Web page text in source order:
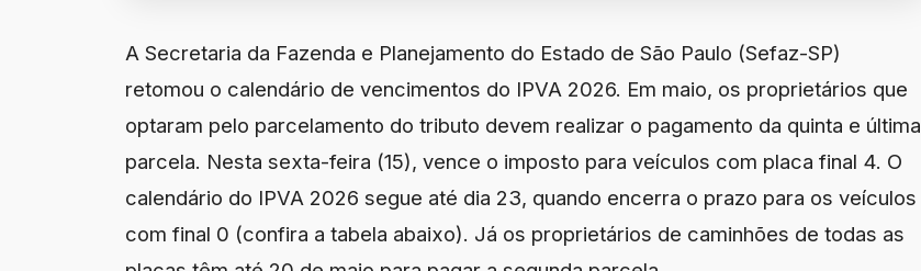
A Secretaria da Fazenda e Planejamento do Estado de São Paulo (Sefaz-SP)
retomou o calendário de vencimentos do IPVA 2026. Em maio, os proprietários que
optaram pelo parcelamento do tributo devem realizar o pagamento da quinta e última
parcela. Nesta sexta-feira (15), vence o imposto para veículos com placa final 4. O
calendário do IPVA 2026 segue até dia 23, quando encerra o prazo para os veículos
com final 0 (confira a tabela abaixo). Já os proprietários de caminhões de todas as